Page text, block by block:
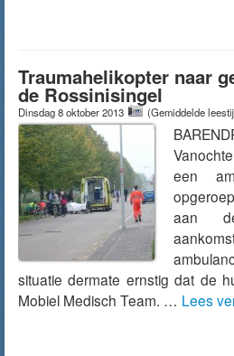
Traumahelikopter naar
de Rossinisingel
Dinsdag 8 oktober 2013 (Gemiddelde
een
aan
situatie dermate ernstig dat de
Mobiel Medisch Team. … Lees